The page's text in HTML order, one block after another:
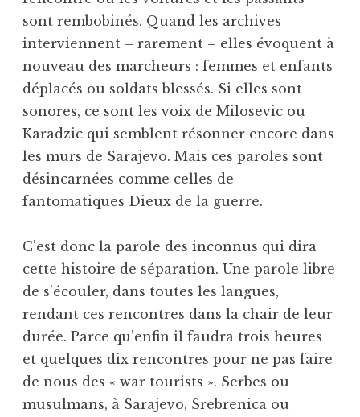
sont rembobinés. Quand les archives
interviennent – rarement – elles évoquent à
nouveau des marcheurs : femmes et enfants
déplacés ou soldats blessés. Si elles sont
sonores, ce sont les voix de Milosevic ou
Karadzic qui semblent résonner encore dans
les murs de Sarajevo. Mais ces paroles sont
désincarnées comme celles de
fantomatiques Dieux de la guerre.
C’est donc la parole des inconnus qui dira
cette histoire de séparation. Une parole libre
de s’écouler, dans toutes les langues,
rendant ces rencontres dans la chair de leur
durée. Parce qu’enfin il faudra trois heures
et quelques dix rencontres pour ne pas faire
de nous des « war tourists ». Serbes ou
musulmans, à Sarajevo, Srebrenica ou